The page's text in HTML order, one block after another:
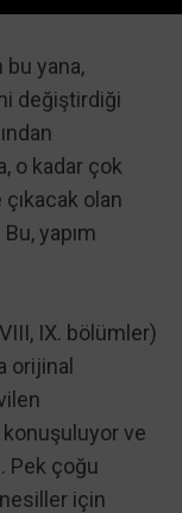
bu yana,
değiştirdiği
o kadar çok
olan
yapım
IX. bölümler)
orijinal
ve
Pek çoğu
nesiller için